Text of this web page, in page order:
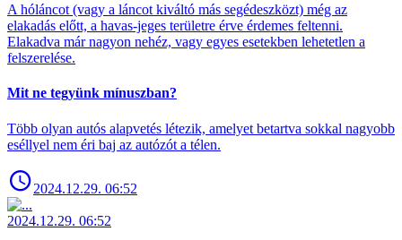
A hóláncot (vagy a láncot kiváltó más segédeszközt) még az
elakadás előtt, a havas-jeges területre érve érdemes feltenni.
Elakadva már nagyon nehéz, vagy egyes esetekben lehetetlen a
felszerelése.
Mit ne tegyünk mínuszban?
Több olyan autós alapvetés létezik, amelyet betartva sokkal nagyobb
eséllyel nem éri baj az autózót a télen.
2024.12.29. 06:52
2024.12.29. 06:52